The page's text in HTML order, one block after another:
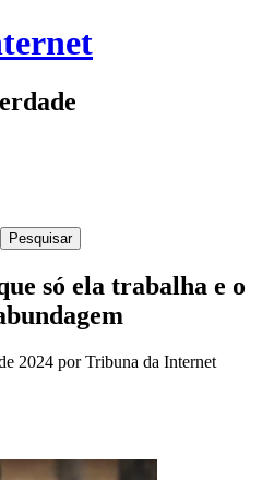
só ela trabalha e o
2024 por Tribuna da Internet